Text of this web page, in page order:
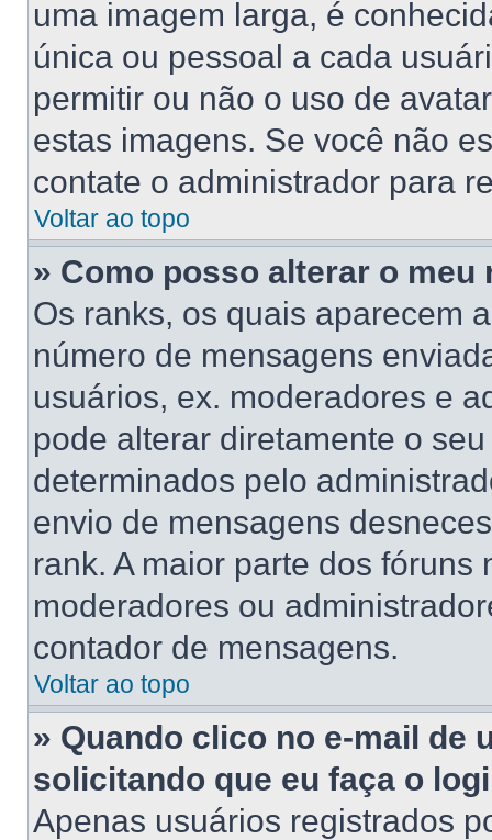
uma imagem larga, é
única ou pessoal a cada
permitir ou não o uso de
estas imagens. Se você não
contate o administrador para
Voltar ao topo
» Como posso alterar o meu
Os ranks, os quais aparecem
número de mensagens
usuários, ex. moderadores e
pode alterar diretamente o
determinados pelo
envio de mensagens
rank. A maior parte dos
moderadores ou
contador de mensagens.
Voltar ao topo
» Quando clico no e-mail de
solicitando que eu faça o
Apenas usuários registrados